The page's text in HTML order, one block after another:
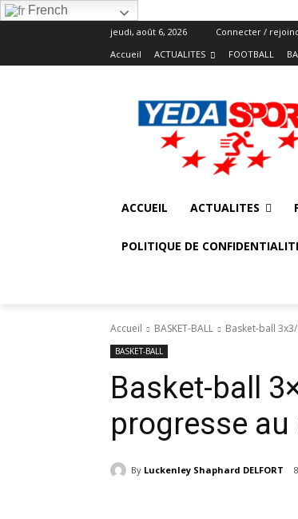
French
jeudi, août 6, 2026
Connecter /
Accueil
ACTUALITES FOOTBALL
ACCUEIL ACTUALITES
POLITIQUE DE
Accueil BASKET-BALL Basket-ball
BASKET-BALL
Basket-ball
progresse
By Luckenley Shaphard DELFORT